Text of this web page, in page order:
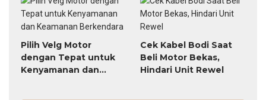
Pilih Velg Motor
dengan Tepat untuk
Kenyamanan dan
Cek Kabel Bodi Saat
Beli Motor Bekas,
Hindari Unit Rewel